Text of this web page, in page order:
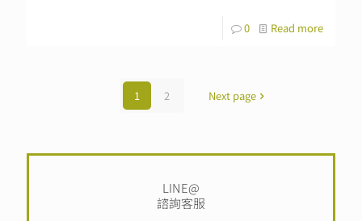
0 Read more
1 2 Next page
LINE@
諮詢客服